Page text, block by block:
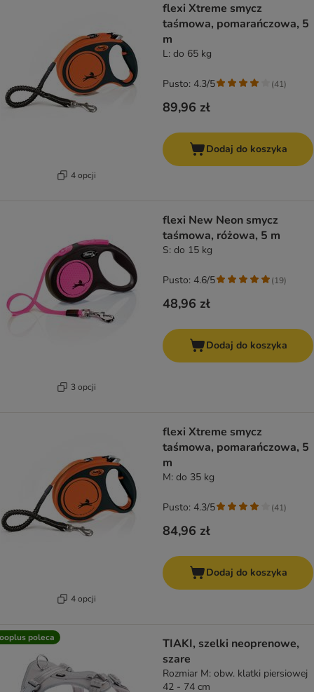
4 opcji
flexi Xtreme smycz
taśmowa, pomarańczowa, 5
m
L: do 65 kg
89,96 zł
Pusto: 4.3/5 (41)
Dodaj do koszyka
3 opcji
flexi New Neon smycz
taśmowa, różowa, 5 m
S: do 15 kg
48,96 zł
Pusto: 4.6/5 (19)
Dodaj do koszyka
4 opcji
flexi Xtreme smycz
taśmowa, pomarańczowa, 5
m
M: do 35 kg
84,96 zł
Pusto: 4.3/5 (41)
Dodaj do koszyka
poleca
TIAKI, szelki neoprenowe,
szare
Rozmiar M: obw. klatki piersiowej
42 - 74 cm